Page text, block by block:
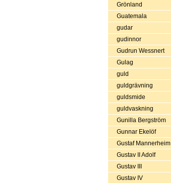
Grönland
Guatemala
gudar
gudinnor
Gudrun Wessnert
Gulag
guld
guldgrävning
guldsmide
guldvaskning
Gunilla Bergström
Gunnar Ekelöf
Gustaf Mannerheim
Gustav II Adolf
Gustav III
Gustav IV